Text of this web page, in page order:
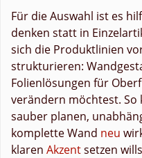
Für die Auswahl ist es
denken statt in
sich die Produktlinien
strukturieren:
Folienlösungen für
verändern möchtest.
sauber planen,
komplette Wand neu
klaren Akzentsetzen